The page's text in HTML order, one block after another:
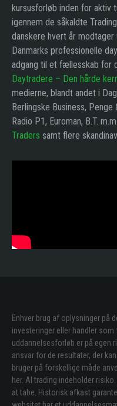
kursusforløb inden for aktiv
igennem de såkaldte
danskere hvert år
Danmarks professionelle
adgang til et fællesskab for
Daytradere – Den hårde
medierne, blandt andet i
Berlingske Business, Penge
Radio P1, Euroman, B.T.
Traders samt flere
Enhver brug af oplysninger på
investeringer eller handler
uddannelsesforløb er på egen
ansvar for de resultater, der
bruger på forskellige måde
her. Al trading indeholder
at tabe. Historisk afkast